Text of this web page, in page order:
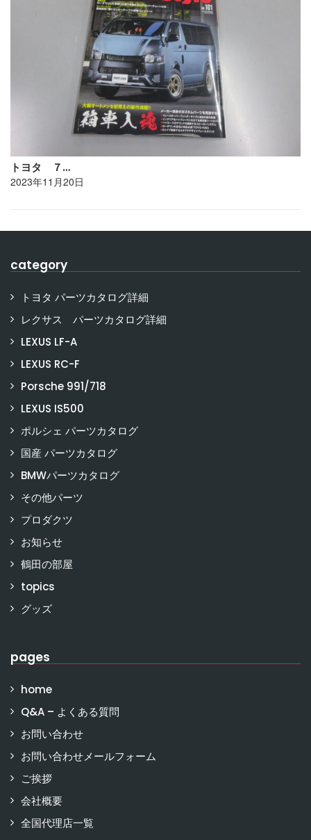
トヨタ ７…
2023年11月20日
category
トヨタ パーツカタログ詳細
レクサス パーツカタログ詳細
LEXUS LF-A
LEXUS RC-F
Porsche 991/718
LEXUS IS500
ポルシェ パーツカタログ
国産 パーツカタログ
BMWパーツカタログ
その他パーツ
プロダクツ
お知らせ
鶴田の部屋
topics
グッズ
pages
home
Q&A – よくある質問
お問い合わせ
お問い合わせメールフォーム
ご挨拶
会社概要
全国代理店一覧